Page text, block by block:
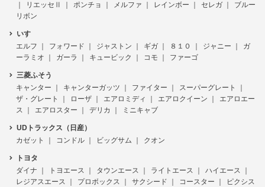
リエッセⅡ
ポンチョ メルファ レインボー セレガ
ブルー
リボン
いすゞ
エルフ
フォワード ジャストン ギガ ８１０ ジャニー
ガ
ーラミオ
ガーラ キュービック コモ ファーゴ
三菱ふそう
キャンター
キャンターガッツ ファイター
スーパーグレート
ザ・グレート
ローザ エアロミディ エアロクイーン
エアロエー
ス
エアロスター デリカ ミニキャブ
UDトラックス（日産）
カゼット
コンドル ビッグサム クオン
トヨタ
ダイナ
トヨエース タウンエース ライトエース
ハイエース
レジアスエース
プロボックス サクシード コースター ピクシス